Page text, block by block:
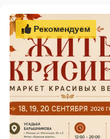
Рекомендуем